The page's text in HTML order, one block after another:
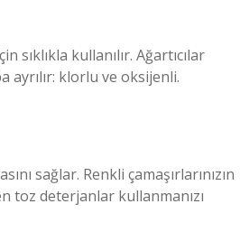
kullanılır. Ağartıcılar
ayrılır: klorlu ve oksijenli.
sağlar. Renkli çamaşırlarınızın
toz deterjanlar kullanmanızı